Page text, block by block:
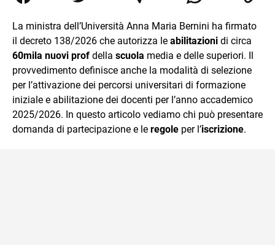
da lì non mi sono più fermata. L’attualità è il mio pane
mente.
La ministra dell’Università Anna Maria Bernini ha firmato
il decreto 138/2026 che autorizza le abilitazioni di circa
60mila nuovi prof della scuola media e delle superiori. Il
provvedimento definisce anche la modalità di selezione
per l’attivazione dei percorsi universitari di formazione
iniziale e abilitazione dei docenti per l’anno accademico
2025/2026. In questo articolo vediamo chi può presentare
domanda di partecipazione e le regole per l’iscrizione.